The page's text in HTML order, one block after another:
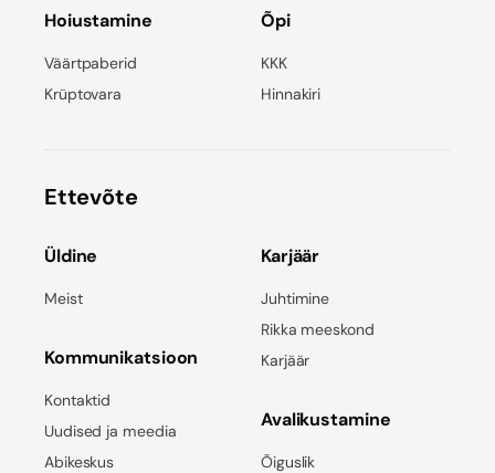
Hoiustamine
Väärtpaberid
Krüptovara
Õpi
KKK
Hinnakiri
Ettevõte
Üldine
Meist
Kommunikatsioon
Kontaktid
Uudised ja meedia
Abikeskus
Karjäär
Juhtimine
Rikka meeskond
Karjäär
Avalikustamine
Õiguslik